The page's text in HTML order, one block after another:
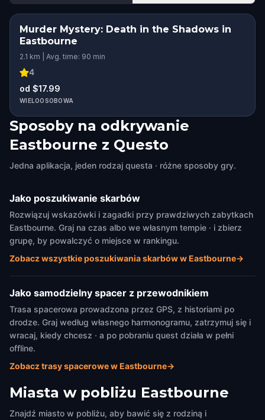
Murder Mystery: Death in the Shadows in
Eastbourne
2.1 km | Avg. time: 90 min
4
od $17.99
WIELOOSOBOWA
Sposoby na odkrywanie
Eastbourne z Questo
Jedna aplikacja, jeden rodzaj questa · różne sposoby gry.
Jako poszukiwanie skarbów
Rozwiązuj wskazówki i zagadki przy prawdziwych zabytkach
Eastbourne. Graj na czas albo we własnym tempie · i zbierz
grupę, by powalczyć o miejsce w rankingu.
Zobacz wszystkie poszukiwania skarbów w Eastbourne→
Jako samodzielny spacer z przewodnikiem
Trasa spacerowa prowadzona przez GPS, z historiami po
drodze. Graj według własnego harmonogramu, zatrzymuj się i
wracaj, kiedy chcesz · a po pobraniu quest działa w pełni
offline.
Zobacz trasy spacerowe w Eastbourne→
Miasta w pobliżu Eastbourne
Znajdź miasto w pobliżu, aby bawić się z rodziną i